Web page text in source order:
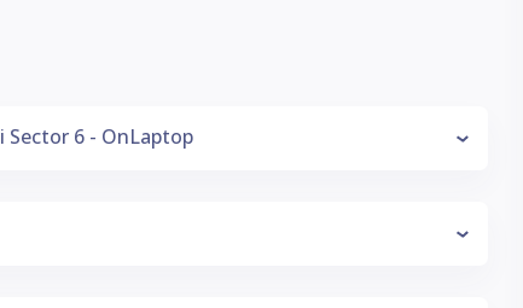
Sector 6 - OnLaptop